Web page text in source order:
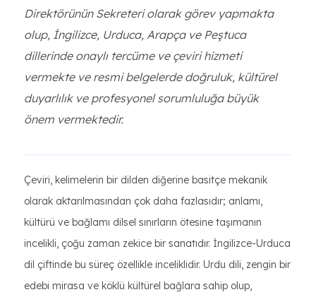
Direktörünün Sekreteri olarak görev yapmakta
olup, İngilizce, Urduca, Arapça ve Peştuca
dillerinde onaylı tercüme ve çeviri hizmeti
vermekte ve resmi belgelerde doğruluk, kültürel
duyarlılık ve profesyonel sorumluluğa büyük
önem vermektedir.
Çeviri, kelimelerin bir dilden diğerine basitçe mekanik
olarak aktarılmasından çok daha fazlasıdır; anlamı,
kültürü ve bağlamı dilsel sınırların ötesine taşımanın
incelikli, çoğu zaman zekice bir sanatıdır. İngilizce-Urduca
dil çiftinde bu süreç özellikle inceliklidir. Urdu dili, zengin bir
edebi mirasa ve köklü kültürel bağlara sahip olup,